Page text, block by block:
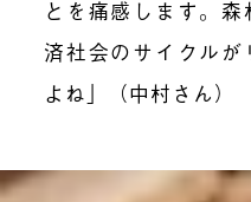
とを痛感します。
済社会のサイクル
よね」（中村さん）